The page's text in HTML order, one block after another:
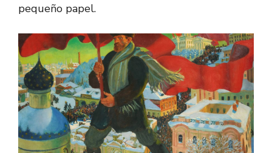
pequeño papel.